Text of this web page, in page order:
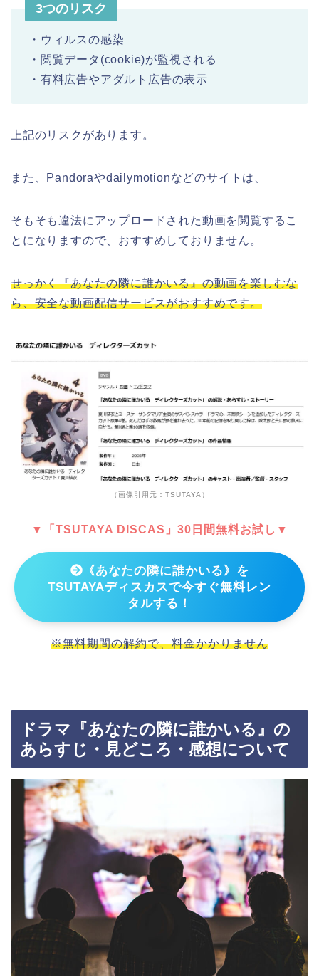
3つのリスク
・ウィルスの感染
・閲覧データ(cookie)が監視される
・有料広告やアダルト広告の表示
上記のリスクがあります。
また、Pandoraやdailymotionなどのサイトは、
そもそも違法にアップロードされた動画を閲覧するこ
とになりますので、おすすめしておりません。
せっかく『あなたの隣に誰かいる』の動画を楽しむな
ら、安全な動画配信サービスがおすすめです。
（画像引用元：TSUTAYA）
▼「TSUTAYA DISCAS」30日間無料お試し▼
《あなたの隣に誰かいる》を
TSUTAYAディスカスで今すぐ無料レン
タルする！
※無料期間の解約で、料金かかりません
ドラマ『あなたの隣に誰かいる』の
あらすじ・見どころ・感想について